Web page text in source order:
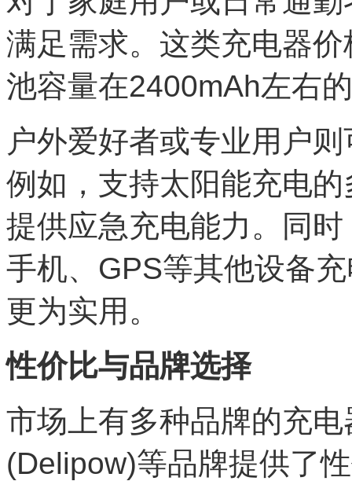
满足需求。这类充电器
池容量在2400mAh左右
户外爱好者或专业用户
例如，支持太阳能充电
提供应急充电能力。同
手机、GPS等其他设备
更为实用。
性价比与品牌选择
市场上有多种品牌的充
(Delipow)等品牌提供了